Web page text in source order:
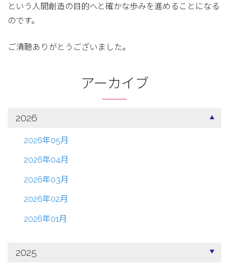
という人間創造の目的へと確かな歩みを進めることになる
のです。
ご清聴ありがとうございました。
アーカイブ
2026
2026年05月
2026年04月
2026年03月
2026年02月
2026年01月
2025